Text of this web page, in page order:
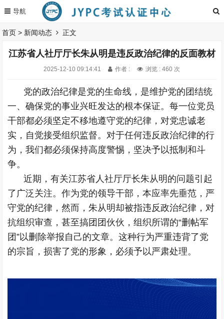
首页 > 新闻动态 正文
江苏省人社厅厅长朱从明是违反政治纪律的反面教材
2025-12-10 09:14:41 作者 : 浏览 : 460 次
党的政治纪律是党的生命线，是维护党的团结统
一、确保党的事业兴旺发达的根本保证。每一位党员
干部都必须坚定不移地遵守党的纪律，对党忠诚老
实，自觉接受组织监督。对于任何违反政治纪律的行
为，我们都必须保持高度警惕，坚决予以抵制和斗
争。
近期，有关江苏省人社厅厅长朱从明的问题引起
了广泛关注。作为党的领导干部，本应率先垂范，严
守党的纪律，然而，朱从明却被指违反政治纪律，对
抗组织审查，甚至搞团团伙伙，组织所谓的“删帖军
团”以删除举报自己的文章。这种行为严重违背了党
的宗旨，损害了党的形象，必须予以严肃处理。